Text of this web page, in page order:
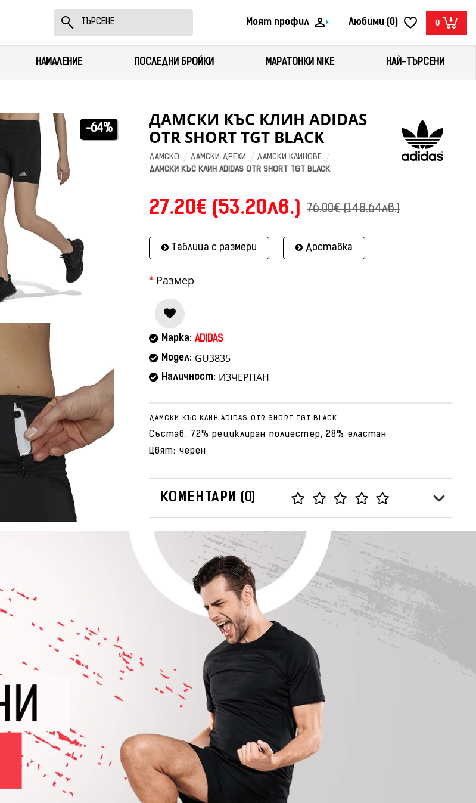
Моят профил Любими (0) 0
НАМАЛЕНИЕ ПОСЛЕДНИ БРОЙКИ МАРАТОНКИ NIKE НАЙ-ТЪРСЕНИ
-64%
ДАМСКИ КЪС КЛИН ADIDAS
OTR SHORT TGT BLACK
ДАМСКО ДАМСКИ ДРЕХИ
ДАМСКИ КЛИНОВЕ
ДАМСКИ КЪС КЛИН ADIDAS OTR SHORT TGT BLACK
27.20€ (53.20лв.) 76.00€ (148.64лв.)
Таблица с размери Доставка
Размер
Марка: ADIDAS
Модел: GU3835
Наличност: ИЗЧЕРПАН
ДАМСКИ КЪС КЛИН ADIDAS OTR SHORT TGT BLACK
Състав: 72% рециклиран полиестер, 28% еластан
Цвят: черен
КОМЕНТАРИ (0)